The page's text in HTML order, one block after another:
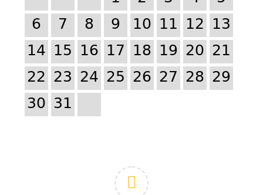
6
7 8 9 10 11 12 13
14 15 16 17 18 19 20 21
22 23 24 25 26 27 28 29
30 31